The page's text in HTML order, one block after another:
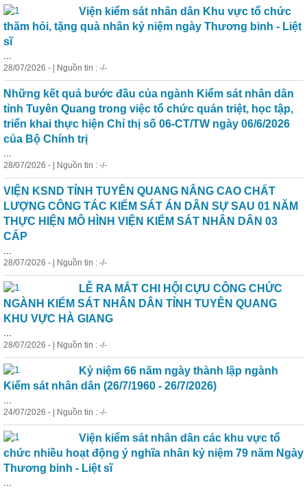
Viện kiểm sát nhân dân Khu vực tổ chức
thăm hỏi, tặng quà nhân kỷ niệm ngày Thương binh - Liệt
sĩ
28/07/2026 - | Nguồn tin : -/-
Những kết quả bước đầu của ngành Kiểm sát nhân dân
tỉnh Tuyên Quang trong việc tổ chức quán triệt, học tập,
triển khai thực hiện Chỉ thị số 06-CT/TW ngày 06/6/2026
của Bộ Chính trị
28/07/2026 - | Nguồn tin : -/-
VIỆN KSND TỈNH TUYÊN QUANG NÂNG CAO CHẤT
LƯỢNG CÔNG TÁC KIỂM SÁT ÁN DÂN SỰ SAU 01 NĂM
THỰC HIỆN MÔ HÌNH VIỆN KIỂM SÁT NHÂN DÂN 03
CẤP
28/07/2026 - | Nguồn tin : -/-
LỄ RA MẮT CHI HỘI CỰU CÔNG CHỨC
NGÀNH KIỂM SÁT NHÂN DÂN TỈNH TUYÊN QUANG
KHU VỰC HÀ GIANG
28/07/2026 - | Nguồn tin : -/-
Kỷ niệm 66 năm ngày thành lập ngành
Kiểm sát nhân dân (26/7/1960 - 26/7/2026)
24/07/2026 - | Nguồn tin : -/-
Viện kiểm sát nhân dân các khu vực tổ
chức nhiều hoạt động ý nghĩa nhân kỷ niệm 79 năm Ngày
Thương binh - Liệt sĩ